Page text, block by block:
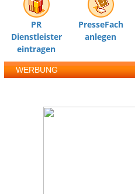
PR
Dienstleister
eintragen
PresseFach
anlegen
WERBUNG